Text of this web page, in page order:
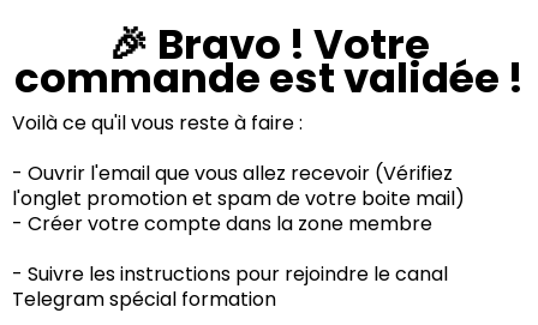
🎉 Bravo ! Votre
commande est validée !
Voilà ce qu'il vous reste à faire :
- Ouvrir l'email que vous allez recevoir (Vérifiez
l'onglet promotion et spam de votre boite mail)
- Créer votre compte dans la zone membre
- Suivre les instructions pour rejoindre le canal
Telegram spécial formation